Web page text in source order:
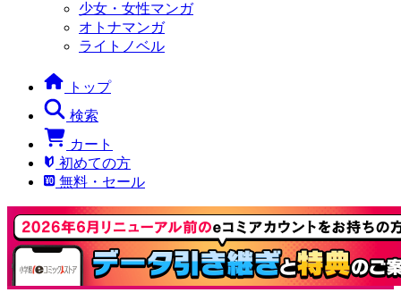
少女・女性マンガ
オトナマンガ
ライトノベル
トップ
検索
カート
初めての方
無料・セール